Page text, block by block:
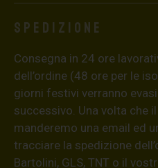
Spedizione
Consegna in 24 ore
dell’ordine (48 ore per le
giorni festivi verranno
successivo. Una volta che
manderemo una email ed
tracciare la spedizione
Bartolini, GLS, TNT o il